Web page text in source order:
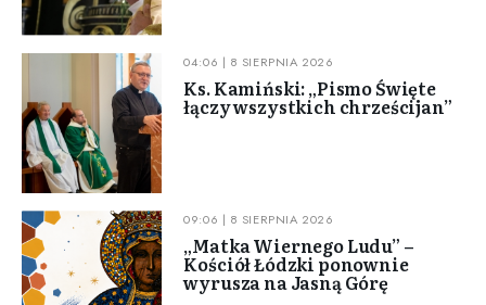
04:06 | 8 SIERPNIA 2026
Ks. Kamiński: „Pismo Święte
łączy wszystkich chrześcijan”
09:06 | 8 SIERPNIA 2026
„Matka Wiernego Ludu” –
Kościół Łódzki ponownie
wyrusza na Jasną Górę